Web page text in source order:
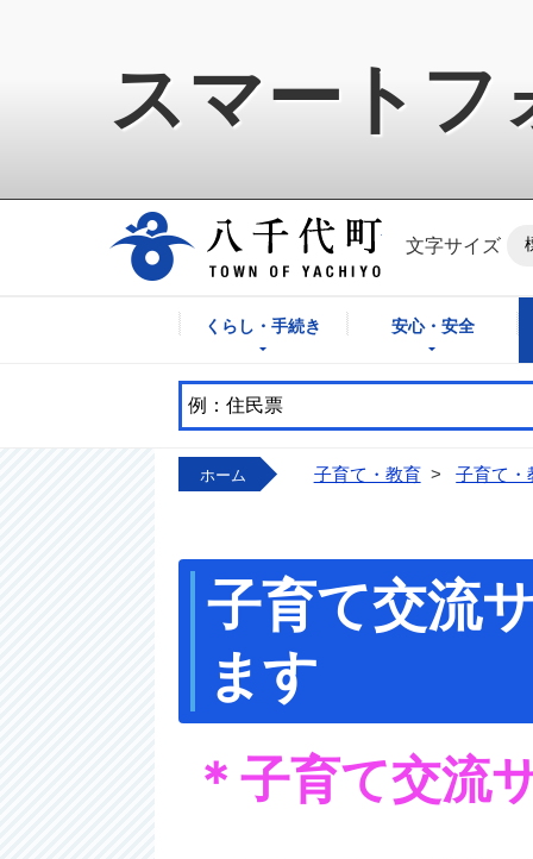
スマートフ
八千代町公式ホ
文字サイズ
くらし・手続き 安心・安全
ホーム 子育て・教育 > 子育て・
子育て交流
ます
＊子育て交流